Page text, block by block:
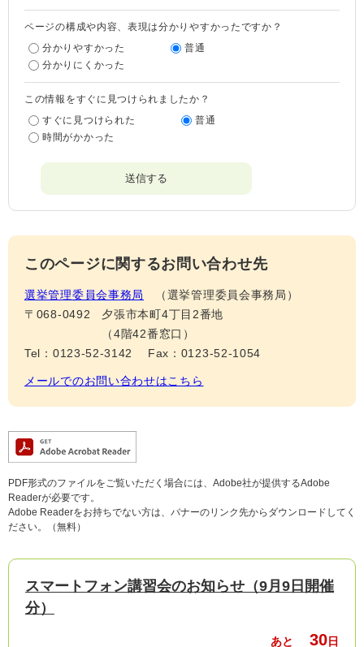
ページの構成や内容、表現は分かりやすかったですか？
分かりやすかった
普通
分かりにくかった
この情報をすぐに見つけられましたか？
すぐに見つけられた
普通
時間がかかった
このページに関するお問い合わせ先
選挙管理委員会事務局
選挙管理委員会事務局
〒068-0492
夕張市本町4丁目2番地
（4階42番窓口）
Tel：0123-52-3142
Fax：0123-52-1054
メールでのお問い合わせはこちら
PDF形式のファイルをご覧いただく場合には、Adobe社が提供するAdobe
Readerが必要です。
Adobe Readerをお持ちでない方は、バナーのリンク先からダウンロードしてく
ださい。（無料）
スマートフォン講習会のお知らせ（9月9日開催
分）
あと 30日